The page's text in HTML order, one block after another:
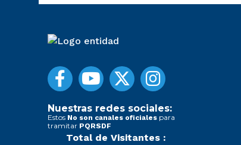
Nuestras redes sociales:
Estos No son canales oficiales para
tramitar PQRSDF
Total de Visitantes :